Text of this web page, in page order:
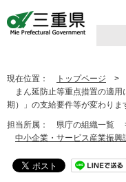
現在位置： トップページ >
まん延防止等重点措置の適用
期）」の支給要件等が変わりま
担当所属： 県庁の組織一覧
中小企業・サービス産業振興